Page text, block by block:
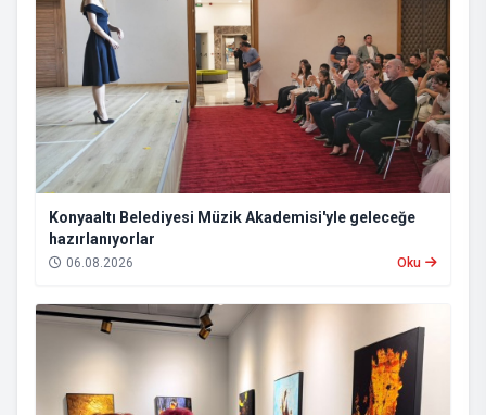
Konyaaltı Belediyesi Müzik Akademisi'yle geleceğe
hazırlanıyorlar
06.08.2026 Oku